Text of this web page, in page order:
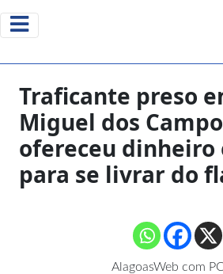
Traficante preso
Miguel dos
ofereceu dinheiro
para se livrar do
AlagoasWeb com